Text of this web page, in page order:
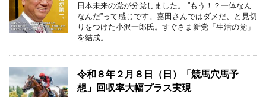
日本未来の党が分党しました。 ”もう！？一体なん
なんだ”って感じです。嘉田さんではダメだ、と見切
りをつけた小沢一郎氏。すぐさま新党「生活の党」
を結成。 …
令和８年２月８日（日）「競馬穴馬予
想」回収率大幅プラス実現